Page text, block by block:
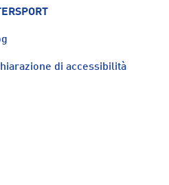
di accessibilità